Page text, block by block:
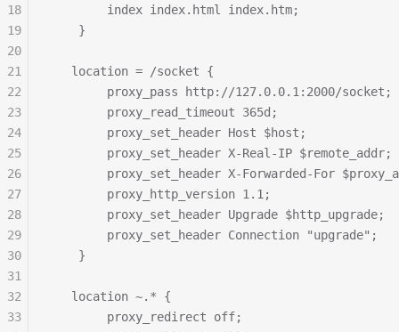
        index index.html index.htm;
    }
   location = /socket {
proxy_pass http://127.0.0.1:2000/
        proxy_read_timeout 365d;
        proxy_set_header Host $host;
        proxy_set_header X-Real-IP $remote_addr;
proxy_set_header X-Forwarded-For
        proxy_http_version 1.1;
        proxy_set_header Upgrade $http_upgrade;
        proxy_set_header Connection "upgrade";
    }
   location ~.* {
        proxy_redirect off;
18
19
20
21
22
23
24
25
26
27
28
29
30
31
32
33